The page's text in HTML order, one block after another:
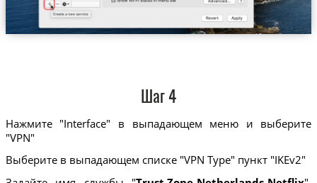
Шаг 4
Нажмите "Interface" в выпадающем меню и выберите
"VPN"
Выберите в выпадающем списке "VPN Type" пункт "IKEv2"